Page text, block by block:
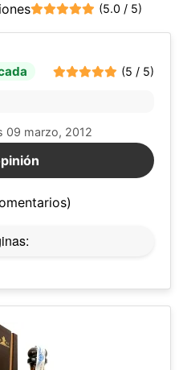
(5.0 / 5)
(5 / 5)
09 marzo, 2012